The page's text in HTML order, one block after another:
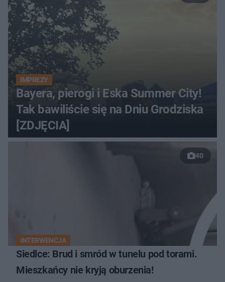
IMPREZY
Bayera, pierogi i Eska Summer City!
Tak bawiliście się na Dniu Grodziska
[ZDJĘCIA]
40
INTERWENCJA
Siedlce: Brud i smród w tunelu pod torami.
Mieszkańcy nie kryją oburzenia!